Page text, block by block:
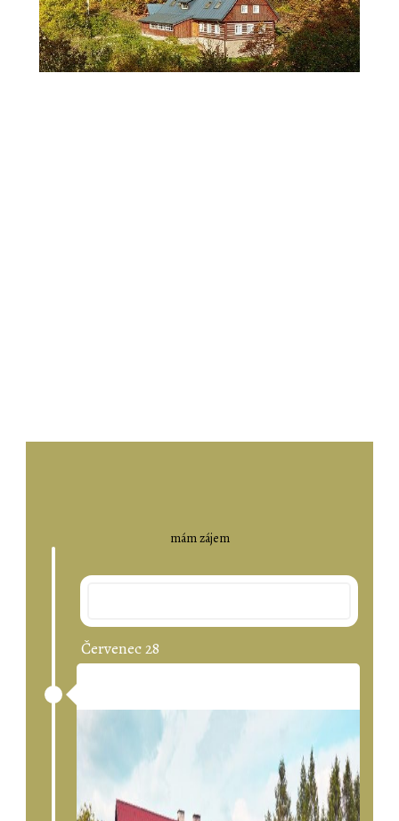
mám zájem
Červenec 28